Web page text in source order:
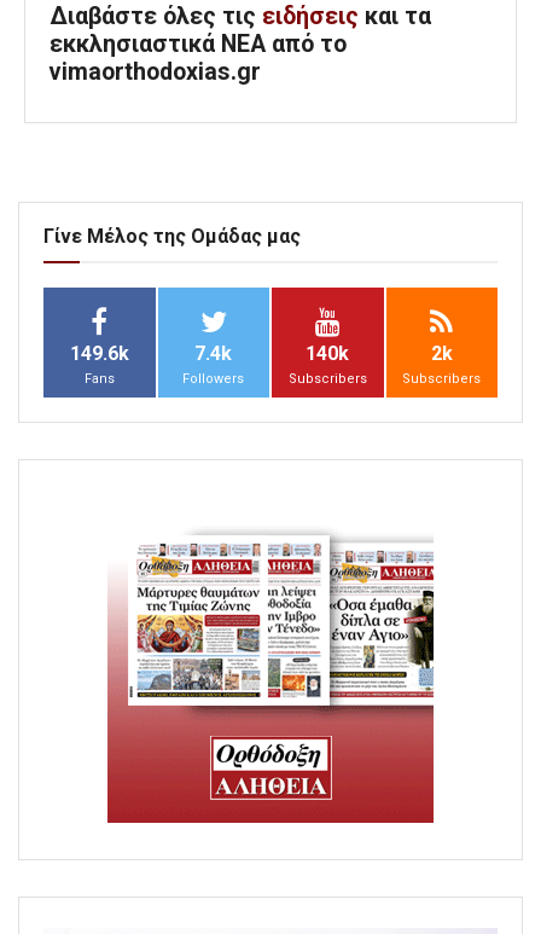
Διαβάστε όλες τις ειδήσεις και τα
εκκλησιαστικά ΝΕΑ από το
vimaorthodoxias.gr
Γίνε Μέλος της Ομάδας μας
149.6k
Fans
7.4k
Followers
140k
Subscribers
2k
Subscribers